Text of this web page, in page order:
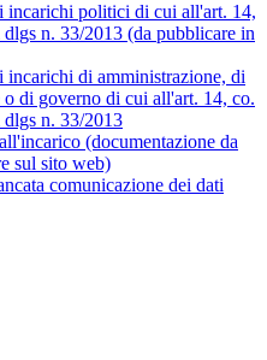
incarichi politici di cui all'art. 14,
n. 33/2013 (da pubblicare in
incarichi di amministrazione, di
o di governo di cui all'art. 14, co.
dlgs n. 33/2013
(documentazione da
sul sito web)
comunicazione dei dati